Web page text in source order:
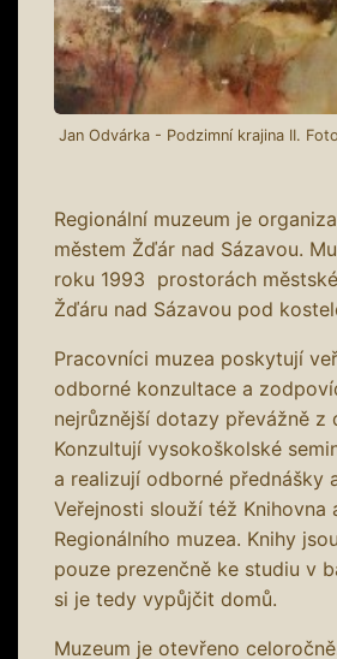
Jan Odvárka - Podzimní krajina II.
Regionální muzeum je
městem Žďár nad Sázavou.
roku 1993 prostorách
Žďáru nad Sázavou pod
Pracovníci muzea poskytují
odborné konzultace a
nejrůznější dotazy převážně z
Konzultují vysokoškolské
a realizují odborné přednášky
Veřejnosti slouží též Knihovna
Regionálního muzea. Knihy
pouze prezenčně ke studiu v
si je tedy vypůjčit domů.
Muzeum je otevřeno